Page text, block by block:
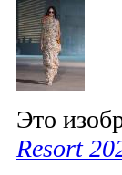
Это
Resort